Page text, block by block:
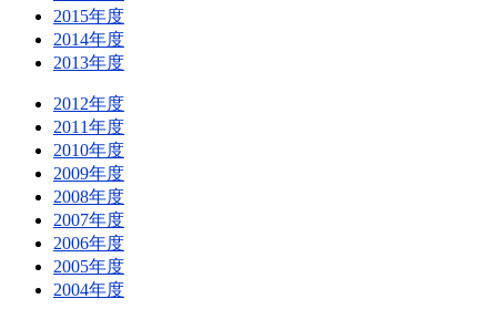
2015年度
2014年度
2013年度
2012年度
2011年度
2010年度
2009年度
2008年度
2007年度
2006年度
2005年度
2004年度